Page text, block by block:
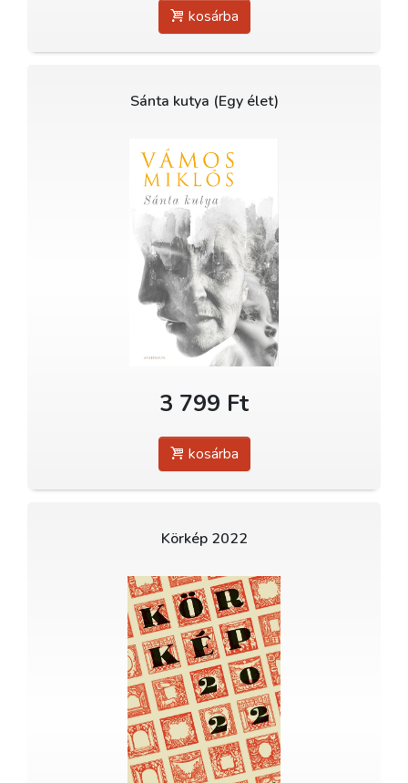
kosárba
Sánta kutya (Egy élet)
3 799 Ft
kosárba
Körkép 2022